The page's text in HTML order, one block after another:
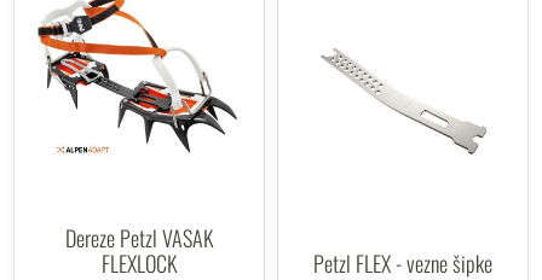
Dereze Petzl VASAK
FLEXLOCK
Petzl FLEX - vezne šipke